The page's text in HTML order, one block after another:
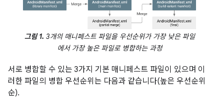
그림 1. 3개의 매니페스트 파일을 우선순위가 가장 낮은 파일
에서 가장 높은 파일로 병합하는 과정
서로 병합할 수 있는 3가지 기본 매니페스트 파일이 있으며 이
러한 파일의 병합 우선순위는 다음과 같습니다(높은 우선순위
순).